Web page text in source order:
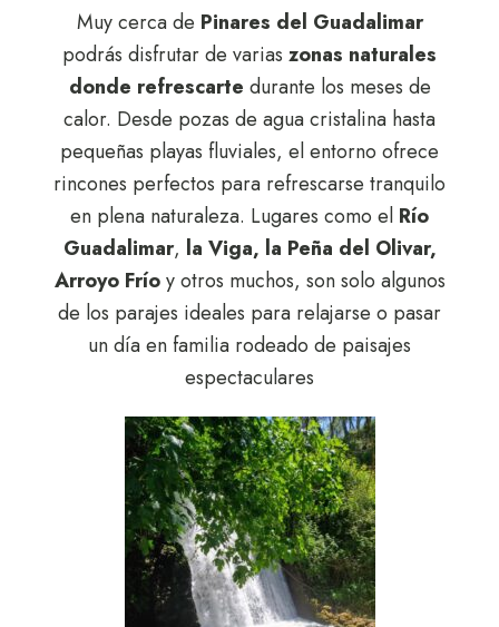
Muy cerca de Pinares del Guadalimar
podrás disfrutar de varias zonas naturales
donde refrescarte durante los meses de
calor. Desde pozas de agua cristalina hasta
pequeñas playas fluviales, el entorno ofrece
rincones perfectos para refrescarse tranquilo
en plena naturaleza. Lugares como el Río
Guadalimar, la Viga, la Peña del Olivar,
Arroyo Fríoy otros muchos, son solo algunos
de los parajes ideales para relajarse o pasar
un día en familia rodeado de paisajes
espectaculares